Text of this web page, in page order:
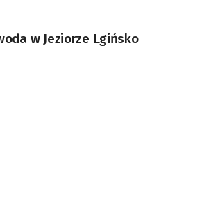
Przemysłu Lotniczo-
i Satelitarnych PAN.
w Jeziorze Lgińsko